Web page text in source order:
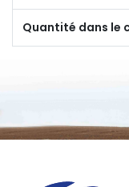
Quantité dans le